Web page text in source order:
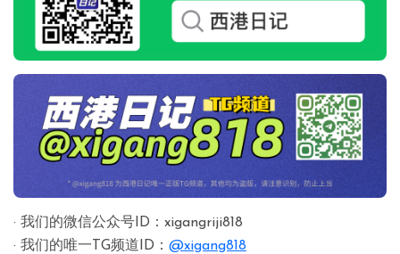
· 我们的微信公众号ID：xigangriji818
· 我们的唯一TG频道ID： @xigang818